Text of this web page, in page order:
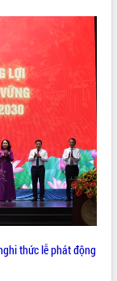
thức lễ phát động